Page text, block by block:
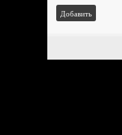
Добавить